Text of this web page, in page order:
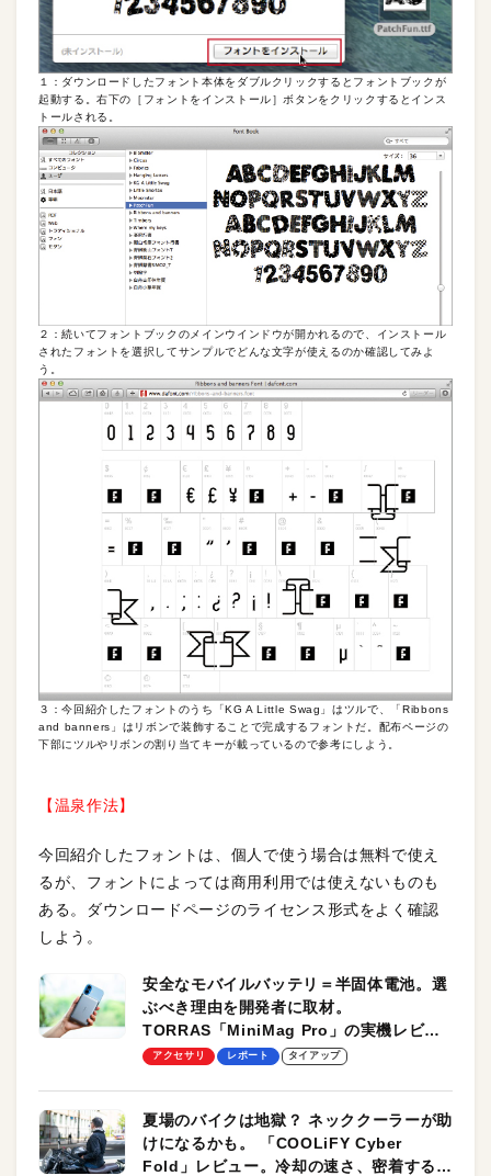
１：ダウンロードしたフォント本体をダブルクリックするとフォントブックが
起動する。右下の［フォントをインストール］ボタンをクリックするとインス
トールされる。
２：続いてフォントブックのメインウインドウが開かれるので、インストール
されたフォントを選択してサンプルでどんな文字が使えるのか確認してみよ
う。
３：今回紹介したフォントのうち「KG A Little Swag」はツルで、「Ribbons
and banners」はリボンで装飾することで完成するフォントだ。配布ページの
下部にツルやリボンの割り当てキーが載っているので参考にしよう。
【温泉作法】
今回紹介したフォントは、個人で使う場合は無料で使え
るが、フォントによっては商用利用では使えないものも
ある。ダウンロードページのライセンス形式をよく確認
しよう。
安全なモバイルバッテリ＝半固体電池。選
ぶべき理由を開発者に取材。
TORRAS「MiniMag Pro」の実機レビュ
ーも
アクセサリ レポート タイアップ
夏場のバイクは地獄？ ネッククーラーが助
けになるかも。 「COOLiFY Cyber
Fold」レビュー。冷却の速さ、密着する冷